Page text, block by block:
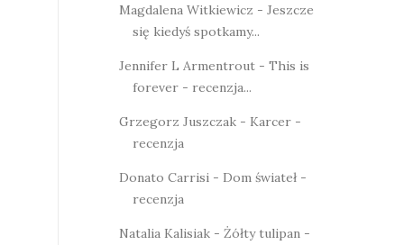
Magdalena Witkiewicz - Jeszcze
się kiedyś spotkamy...
Jennifer L Armentrout - This is
forever - recenzja...
Grzegorz Juszczak - Karcer -
recenzja
Donato Carrisi - Dom świateł -
recenzja
Natalia Kalisiak - Żółty tulipan -